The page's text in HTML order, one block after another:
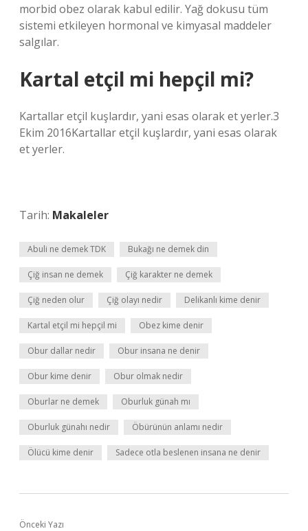
morbid obez olarak kabul edilir. Yağ dokusu tüm
sistemi etkileyen hormonal ve kimyasal maddeler
salgılar.
Kartal etçil mi hepçil mi?
Kartallar etçil kuşlardır, yani esas olarak et yerler.3
Ekim 2016Kartallar etçil kuşlardır, yani esas olarak
et yerler.
Tarih: Makaleler
Abuli ne demek TDK Bukağı ne demek din
Çiğ insan ne demek Çiğ karakter ne demek
Çiğ neden olur Çiğ olayı nedir Delikanlı kime denir
Kartal etçil mi hepçil mi Obez kime denir
Obur dallar nedir Obur insana ne denir
Obur kime denir Obur olmak nedir
Oburlar ne demek Oburluk günah mı
Oburluk günahı nedir Öbürünün anlamı nedir
Ölücü kime denir Sadece otla beslenen insana ne denir
Önceki Yazı